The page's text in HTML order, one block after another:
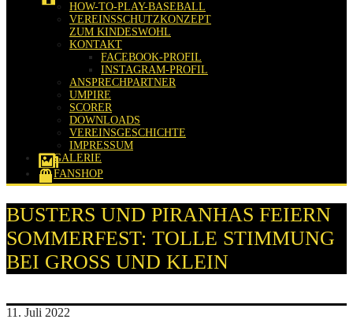
HOW-TO-PLAY-BASEBALL
VEREINSSCHUTZKONZEPT
ZUM KINDESWOHL
KONTAKT
FACEBOOK-PROFIL
INSTAGRAM-PROFIL
ANSPRECHPARTNER
UMPIRE
SCORER
DOWNLOADS
VEREINSGESCHICHTE
IMPRESSUM
GALERIE
FANSHOP
BUSTERS UND PIRANHAS FEIERN
SOMMERFEST: TOLLE STIMMUNG
BEI GROSS UND KLEIN
11. Juli 2022